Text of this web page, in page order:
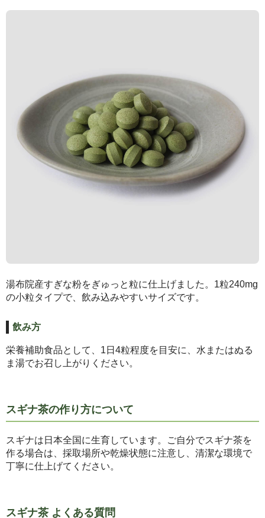
湯布院産すぎな粉をぎゅっと粒に仕上げました。1粒240mg
の小粒タイプで、飲み込みやすいサイズです。
飲み方
栄養補助食品として、1日4粒程度を目安に、水またはぬる
ま湯でお召し上がりください。
スギナ茶の作り方について
スギナは日本全国に生育しています。ご自分でスギナ茶を
作る場合は、採取場所や乾燥状態に注意し、清潔な環境で
丁寧に仕上げてください。
スギナ茶 よくある質問